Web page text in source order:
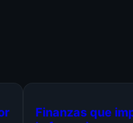
Finanzas que